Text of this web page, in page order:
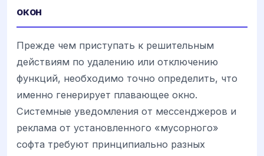
окон
Прежде чем приступать к решительным
действиям по удалению или отключению
функций, необходимо точно определить, что
именно генерирует плавающее окно.
Системные уведомления от мессенджеров и
реклама от установленного «мусорного»
софта требуют принципиально разных